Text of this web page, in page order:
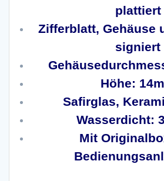
plattiert
Zifferblatt, Gehäuse
signiert
Höhe:
Safirglas,
Wasserdicht:
Mit